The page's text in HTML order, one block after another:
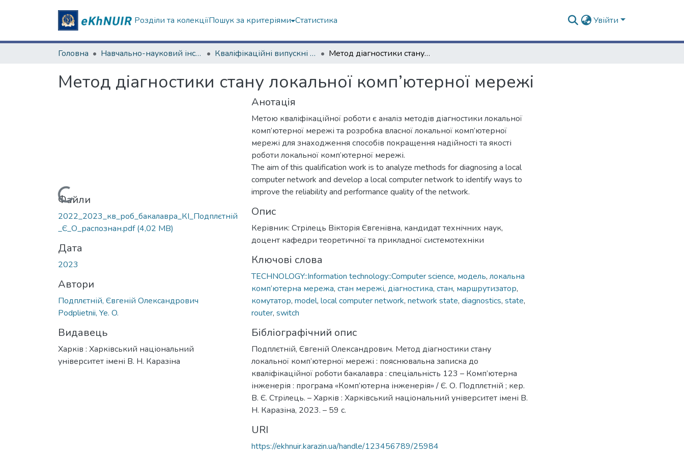
Розділи та колекціїПошук за критеріями Статистика Увійти
Головна Навчально-науковий інститут комп'ютерних наук та штучного інтелекту Кваліфікаційні випускні роботи бакалаврів. Навчально-науковий інститут комп'ютерних наук та штучного інтелекту Метод діагностики стану локальної комп’ютерної мережі
Метод діагностики стану локальної комп’ютерної мережі
Вантажиться...
Файли
2022_2023_кв_роб_бакалавра_КІ_Подплєтній
_Є_О_распознан.pdf(4,02 MB)
Дата
2023
Автори
Подплєтній, Євгеній Олександрович
Podplietnii, Ye. O.
Видавець
Харків : Харківський національний
університет імені В. Н. Каразіна
Анотація
Метою кваліфікаційної роботи є аналіз методів діагностики локальної
комп’ютерної мережі та розробка власної локальної комп’ютерної
мережі для знаходження способів покращення надійності та якості
роботи локальної комп’ютерної мережі.
The aim of this qualification work is to analyze methods for diagnosing a local
computer network and develop a local computer network to identify ways to
improve the reliability and performance quality of the network.
Опис
Керівник: Стрілець Вікторія Євгенівна, кандидат технічних наук,
доцент кафедри теоретичної та прикладної системотехніки
Ключові слова
TECHNOLOGY::Information technology::Computer science, модель, локальна
комп’ютерна мережа, стан мережі, діагностика, стан, маршрутизатор,
комутатор, model, local computer network, network state, diagnostics, state,
router, switch
Бібліографічний опис
Подплєтній, Євгеній Олександрович. Метод діагностики стану
локальної комп’ютерної мережі : пояснювальна записка до
кваліфікаційної роботи бакалавра : спеціальність 123 – Комп’ютерна
інженерія : програма «Комп’ютерна інженерія» / Є. О. Подплєтній ; кер.
В. Є. Стрілець. – Харків : Харківський національний університет імені В.
Н. Каразіна, 2023. – 59 с.
URI
https://ekhnuir.karazin.ua/handle/123456789/25984